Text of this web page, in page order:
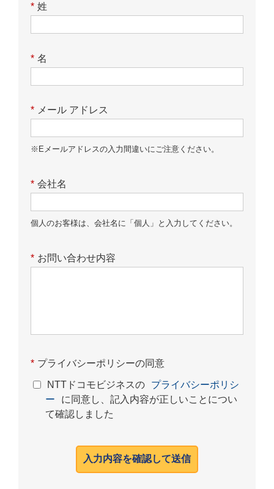
* 姓
* 名
* メール アドレス
※Eメールアドレスの入力間違いにご注意ください。
* 会社名
個人のお客様は、会社名に「個人」と入力してください。
* お問い合わせ内容
* プライバシーポリシーの同意
NTTドコモビジネスの
プライバシーポリシ
ー
に同意し、記入内容が正しいことについ
て確認しました
入力内容を確認して送信